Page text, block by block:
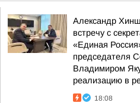
Александр
встречу с
«Единая
председателя
Владимиром
реализацию в
18:08